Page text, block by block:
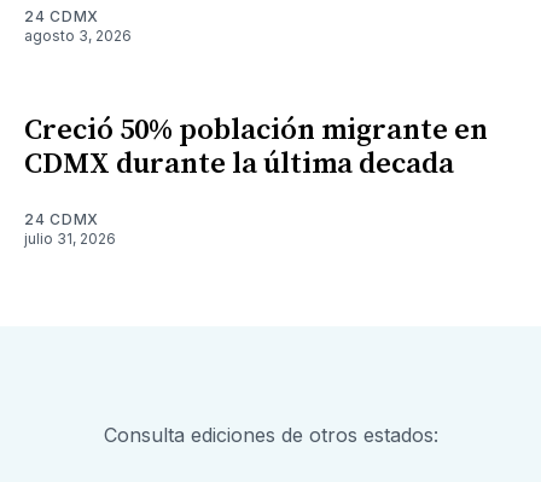
24 CDMX
agosto 3, 2026
Creció 50% población migrante en
CDMX durante la última decada
24 CDMX
julio 31, 2026
Consulta ediciones de otros estados: